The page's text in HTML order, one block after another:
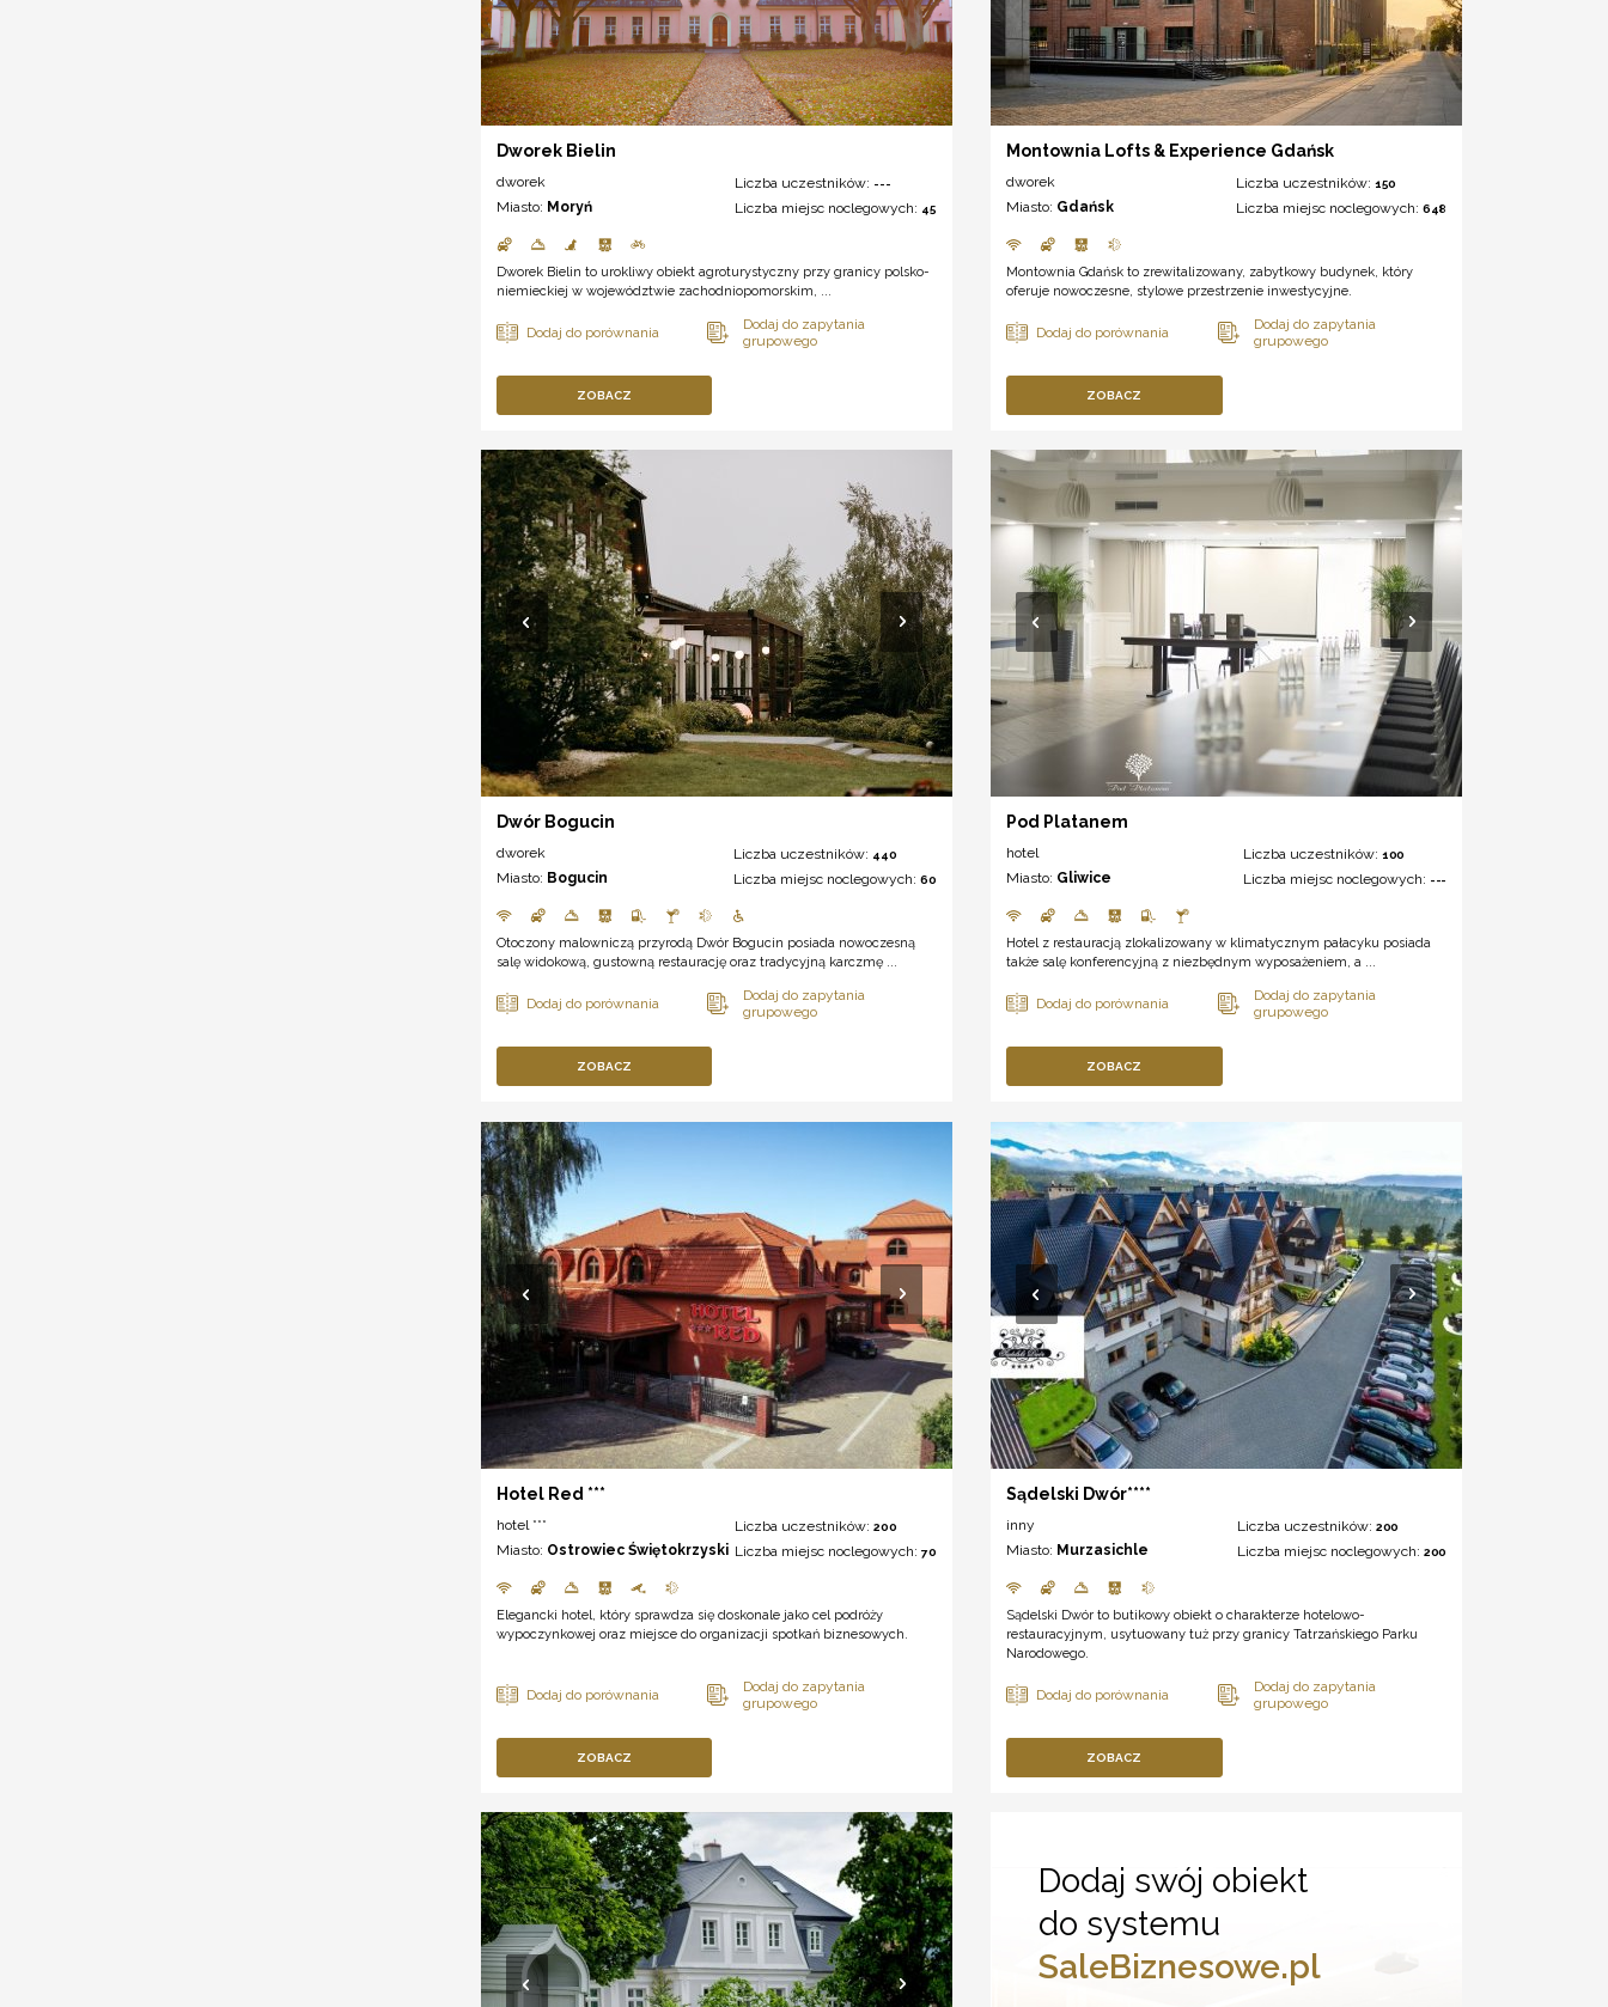
Dworek Bielin
dworek
Miasto: Moryń
Liczba uczestników: ---
Liczba miejsc noclegowych: 45
Dworek Bielin to urokliwy obiekt agroturystyczny przy granicy polsko-
niemieckiej w województwie zachodniopomorskim, ...
ZOBACZ
Montownia Lofts & Experience Gdańsk
dworek
Miasto: Gdańsk
Liczba uczestników: 150
Liczba miejsc noclegowych: 648
Montownia Gdańsk to zrewitalizowany, zabytkowy budynek, który
oferuje nowoczesne, stylowe przestrzenie inwestycyjne.
ZOBACZ
Dwór Bogucin
dworek
Miasto: Bogucin
Liczba uczestników: 440
Liczba miejsc noclegowych:60
Otoczony malowniczą przyrodą Dwór Bogucin posiada nowoczesną
salę widokową, gustowną restaurację oraz tradycyjną karczmę ...
ZOBACZ
Pod Platanem
hotel
Miasto: Gliwice
Liczba uczestników: 100
Liczba miejsc noclegowych: ---
Hotel z restauracją zlokalizowany w klimatycznym pałacyku posiada
także salę konferencyjną z niezbędnym wyposażeniem, a ...
ZOBACZ
Hotel Red ***
hotel ***
Miasto: Ostrowiec Świętokrzyski
Liczba uczestników:200
Liczba miejsc noclegowych:70
Elegancki hotel, który sprawdza się doskonale jako cel podróży
wypoczynkowej oraz miejsce do organizacji spotkań biznesowych.
ZOBACZ
Sądelski Dwór****
inny
Miasto: Murzasichle
Liczba uczestników: 200
Liczba miejsc noclegowych: 200
Sądelski Dwór to butikowy obiekt o charakterze hotelowo-
restauracyjnym, usytuowany tuż przy granicy Tatrzańskiego Parku
Narodowego.
ZOBACZ
Dodaj swój obiekt
do systemu
SaleBiznesowe.pl